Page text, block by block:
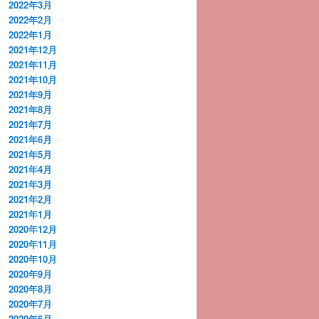
2022年3月
2022年2月
2022年1月
2021年12月
2021年11月
2021年10月
2021年9月
2021年8月
2021年7月
2021年6月
2021年5月
2021年4月
2021年3月
2021年2月
2021年1月
2020年12月
2020年11月
2020年10月
2020年9月
2020年8月
2020年7月